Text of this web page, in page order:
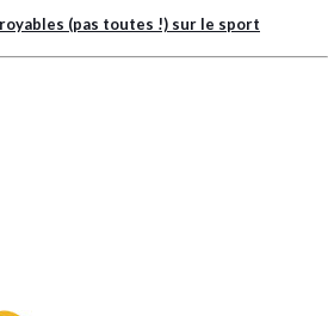
(pas toutes !) sur le sport